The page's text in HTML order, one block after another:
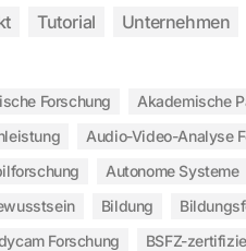
Tutorial Unternehmen
Forschung Akademische
Audio-Video-Analyse
Autonome Systeme
Bildung
Forschung BSFZ-